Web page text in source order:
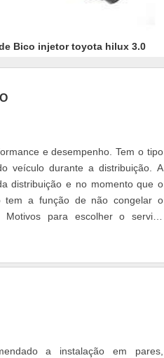
Bico injetor toyota hilux 3.0
e desempenho. Tem o tipo
veículo durante a distribuição. A
distribuição e no momento que o
tem a função de não congelar o
para escolher o serviço
a instalação em pares,